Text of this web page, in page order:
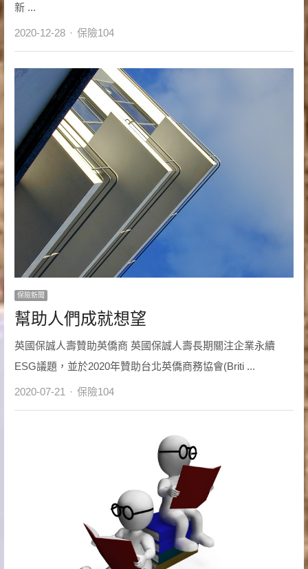
新 ...
2020-12-28 Author
保險104
保險新聞
幫助人們成就想望
英國保誠人壽贊助英僑商 英國保誠人壽長期關注企業永續
ESG議題，並於2020年贊助台北英僑商務協會(Briti ...
2020-07-21 Author
保險104